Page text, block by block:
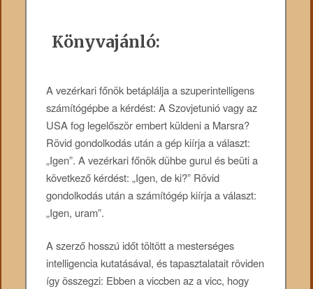
Könyvajánló:
A vezérkari főnök betáplálja a szuperintelligens
számítógépbe a kérdést: A Szovjetunió vagy az
USA fog legelőször embert küldeni a Marsra?
Rövid gondolkodás után a gép kiírja a választ:
„Igen”. A vezérkari főnök dühbe gurul és beüti a
következő kérdést: „Igen, de ki?” Rövid
gondolkodás után a számítógép kiírja a választ:
„Igen, uram”.
A szerző hosszú időt töltött a mesterséges
intelligencia kutatásával, és tapasztalatait röviden
így összegzi: Ebben a viccben az a vicc, hogy